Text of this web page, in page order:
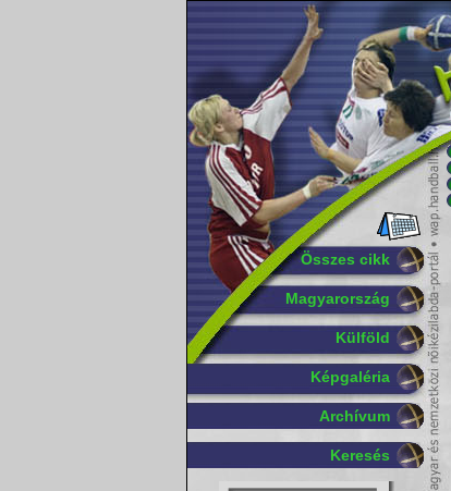
Összes cikk
Magyarország
Külföld
Képgaléria
Archívum
Keresés